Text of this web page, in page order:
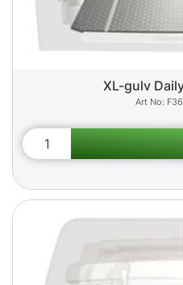
XL-gulv